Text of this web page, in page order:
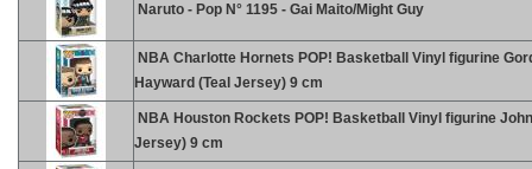
Naruto - Pop N° 1195 - Gai Maito/Might Guy
NBA Charlotte Hornets POP! Basketball Vinyl figurine
Hayward (Teal Jersey) 9 cm
NBA Houston Rockets POP! Basketball Vinyl figurine
Jersey) 9 cm